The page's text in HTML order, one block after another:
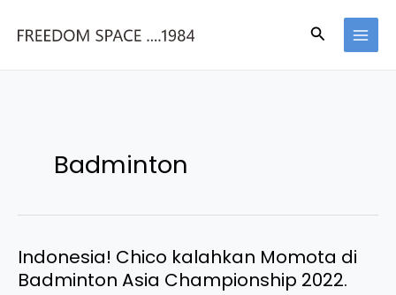
content
Search
Badminton
Indonesia! Chico kalahkan Momota di
Badminton Asia Championship 2022.
Indonesia!
Chico